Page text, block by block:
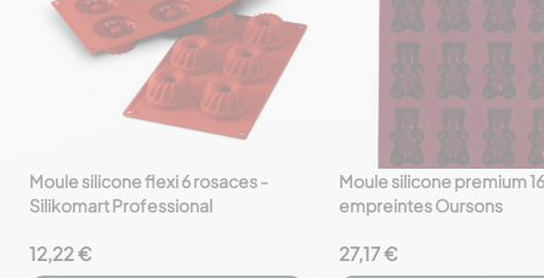
favorite_border
Moule silicone flexi 6 rosaces -
Silikomart Professional
12,22 €
favorite_border
Moule silicone premium 16
empreintes Oursons
27,17 €